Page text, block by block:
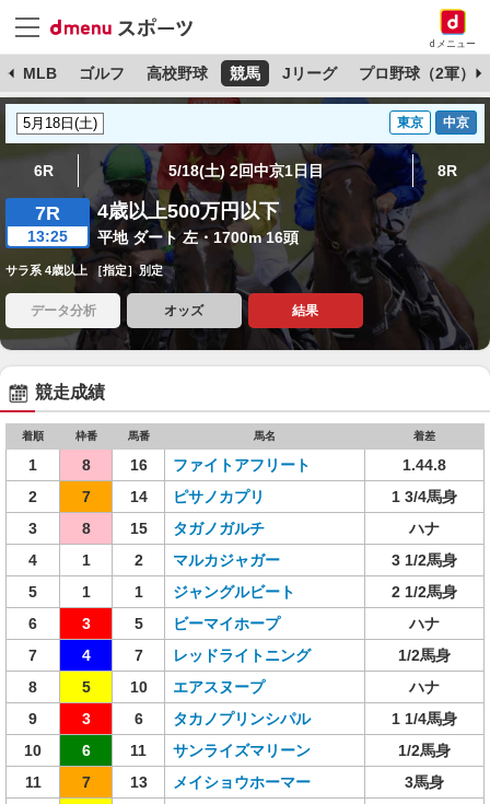
dメニュー
MLB ゴルフ 高校野球 競馬 Jリーグ プロ野球（2軍）
東京 中京
6R 5/18(土) 2回中京1日目 8R
7R
13:25
4歳以上500万円以下
平地 ダート 左・1700m 16頭
サラ系 4歳以上 ［指定］別定
データ分析 オッズ 結果
競走成績
着順 枠番 馬番 馬名 着差
1 8 16 ファイトアフリート
1.44.8
2
7 14 ピサノカプリ
1 3/4馬身
3
8 15 タガノガルチ
ハナ
4
1 2 マルカジャガー
3 1/2馬身
5
1 1 ジャングルビート
2 1/2馬身
6
3 5 ビーマイホープ
ハナ
7
4 7 レッドライトニング
1/2馬身
8
5 10 エアスヌープ
ハナ
9
3 6 タカノプリンシパル
1 1/4馬身
10
6 11 サンライズマリーン
1/2馬身
11
7 13 メイショウホーマー
3馬身